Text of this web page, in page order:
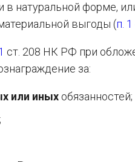
в натуральной форме,
выгоды (п.
ст. 208 НК РФ при
за:
или иных обязанностей;